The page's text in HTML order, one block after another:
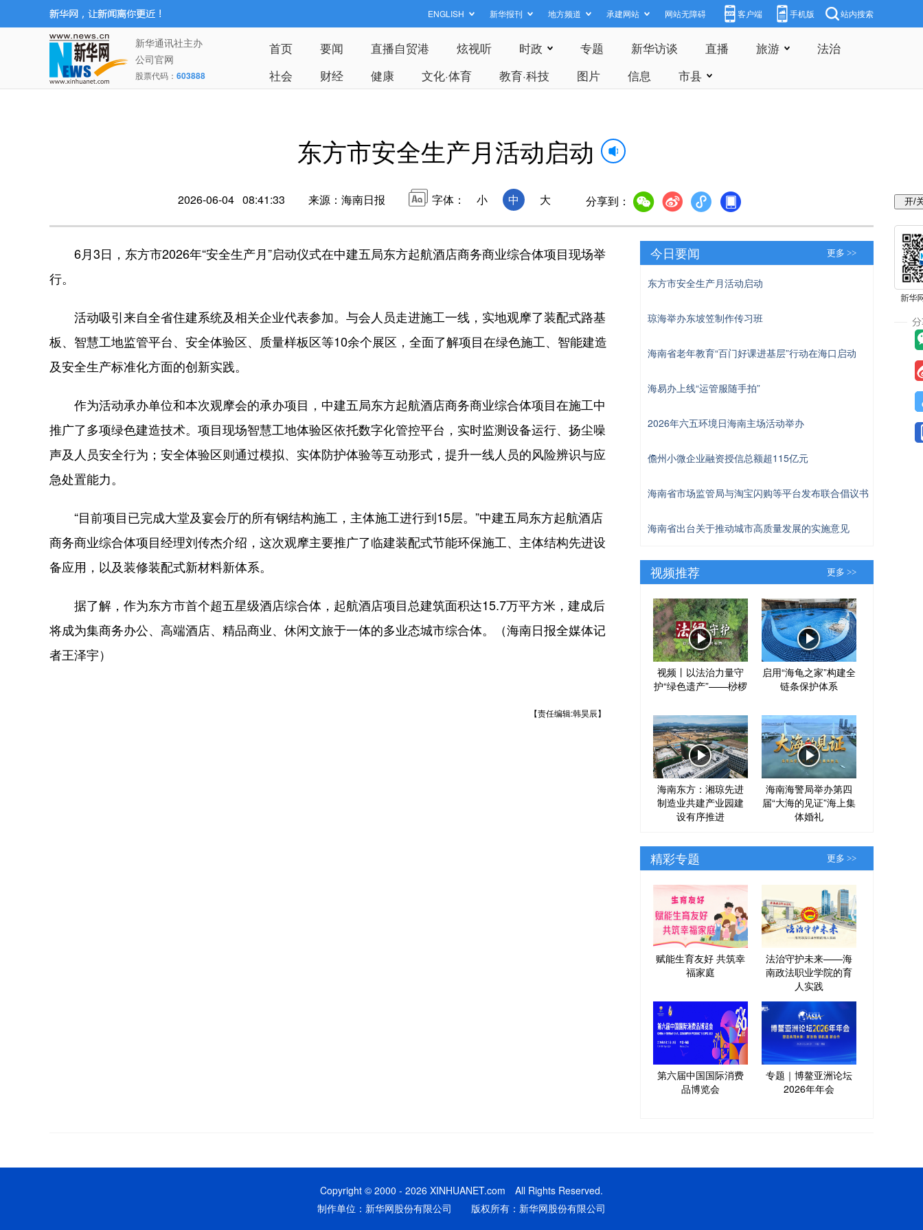
ENGLISH 新华报刊 地方频道 承建网站 网站无障碍 客户端 手机版 站内搜索
新华通讯社主办
公司官网
股票代码： 603888
首页 要闻 直播自贸港 炫视听 时政 专题 新华访谈 直播 旅游
法治
社会
财经 健康 文化·体育 教育·科技 图片 信息 市县
东方市安全生产月活动启动
2026-06-04 08:41:33 来源：海南日报 字体： 小 中 大 分享到：
6月3日，东方市2026年“安全生产月”启动仪式在中建五局东方起航酒店商务商业综合体项目现场举
行。
活动吸引来自全省住建系统及相关企业代表参加。与会人员走进施工一线，实地观摩了装配式路基
板、智慧工地监管平台、安全体验区、质量样板区等10余个展区，全面了解项目在绿色施工、智能建造
及安全生产标准化方面的创新实践。
作为活动承办单位和本次观摩会的承办项目，中建五局东方起航酒店商务商业综合体项目在施工中
推广了多项绿色建造技术。项目现场智慧工地体验区依托数字化管控平台，实时监测设备运行、扬尘噪
声及人员安全行为；安全体验区则通过模拟、实体防护体验等互动形式，提升一线人员的风险辨识与应
急处置能力。
“目前项目已完成大堂及宴会厅的所有钢结构施工，主体施工进行到15层。”中建五局东方起航酒店
商务商业综合体项目经理刘传杰介绍，这次观摩主要推广了临建装配式节能环保施工、主体结构先进设
备应用，以及装修装配式新材料新体系。
据了解，作为东方市首个超五星级酒店综合体，起航酒店项目总建筑面积达15.7万平方米，建成后
将成为集商务办公、高端酒店、精品商业、休闲文旅于一体的多业态城市综合体。（海南日报全媒体记
者王泽宇）
【责任编辑:韩昊辰】
今日要闻 更多 >>
东方市安全生产月活动启动
琼海举办东坡笠制作传习班
海南省老年教育“百门好课进基层”行动在海口启动
海易办上线“运管服随手拍”
2026年六五环境日海南主场活动举办
儋州小微企业融资授信总额超115亿元
海南省市场监管局与淘宝闪购等平台发布联合倡议书
海南省出台关于推动城市高质量发展的实施意见
视频推荐 更多 >>
视频丨以法治力量守
护“绿色遗产”——桫椤
启用“海龟之家”构建全
链条保护体系
海南东方：湘琼先进
制造业共建产业园建
设有序推进
海南海警局举办第四
届“大海的见证”海上集
体婚礼
精彩专题 更多 >>
赋能生育友好 共筑幸
福家庭
法治守护未来——海
南政法职业学院的育
人实践
第六届中国国际消费
品博览会
专题｜博鳌亚洲论坛
2026年年会
Copyright © 2000 - 2026 XINHUANET.com All Rights Reserved.
制作单位：新华网股份有限公司 版权所有：新华网股份有限公司